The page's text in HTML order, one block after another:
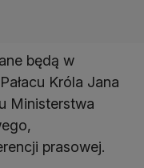
będą w
Króla Jana
Ministerstwa
prasowej.